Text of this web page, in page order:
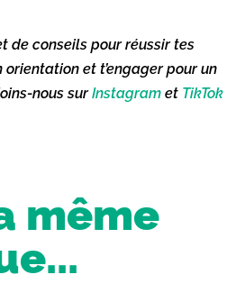
de conseils pour réussir tes
orientation et t’engager pour un
nous surInstagram et TikTok
même